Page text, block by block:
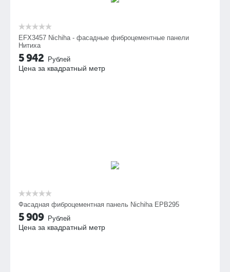
EFX3457 Nichiha - фасадные фиброцементные панели
Нитиха
5 942 Рублей
Цена за квадратный метр
Фасадная фиброцементная панель Nichiha EPB295
5 909 Рублей
Цена за квадратный метр